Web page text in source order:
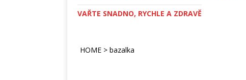
VAŘTE SNADNO, RYCHLE A ZDRAVĚ
HOME > bazalka